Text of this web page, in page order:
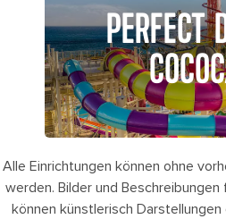
PERFECT
Alle Einrichtungen können ohne
werden. Bilder und
können künstlerisch